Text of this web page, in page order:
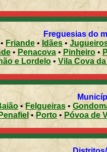
Freguesias do
Friande •Idães •
• Penacova• Pinheiro•
e Lordelo• Vila Cova
•Felgueiras •
Penafiel •Porto • Póvoa